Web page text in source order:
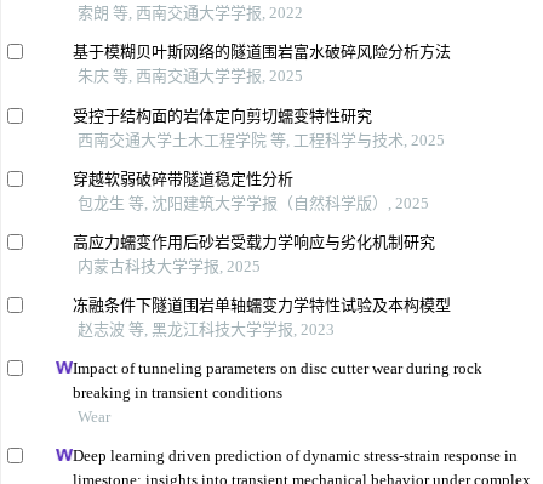
索朗 等, 西南交通大学学报, 2022
基于模糊贝叶斯网络的隧道围岩富水破碎风险分析方法
朱庆 等, 西南交通大学学报, 2025
受控于结构面的岩体定向剪切蠕变特性研究
西南交通大学土木工程学院 等, 工程科学与技术, 2025
穿越软弱破碎带隧道稳定性分析
包龙生 等, 沈阳建筑大学学报（自然科学版）, 2025
高应力蠕变作用后砂岩受载力学响应与劣化机制研究
内蒙古科技大学学报, 2025
冻融条件下隧道围岩单轴蠕变力学特性试验及本构模型
赵志波 等, 黑龙江科技大学学报, 2023
Impact of tunneling parameters on disc cutter wear during rock
breaking in transient conditions
Wear
Deep learning driven prediction of dynamic stress-strain response in
limestone: insights into transient mechanical behavior under complex